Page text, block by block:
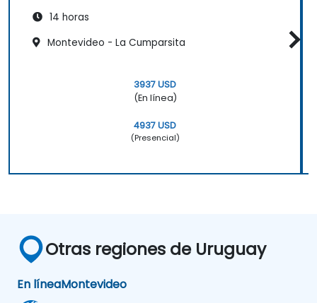
14 horas
Montevideo - La Cumparsita
3937 USD
(En línea)
4937 USD
(Presencial)
Otras regiones de Uruguay
En líneaMontevideo